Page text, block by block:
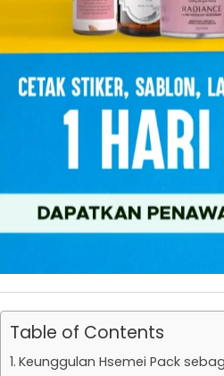
Table of Contents
Keunggulan Hsemei Pack